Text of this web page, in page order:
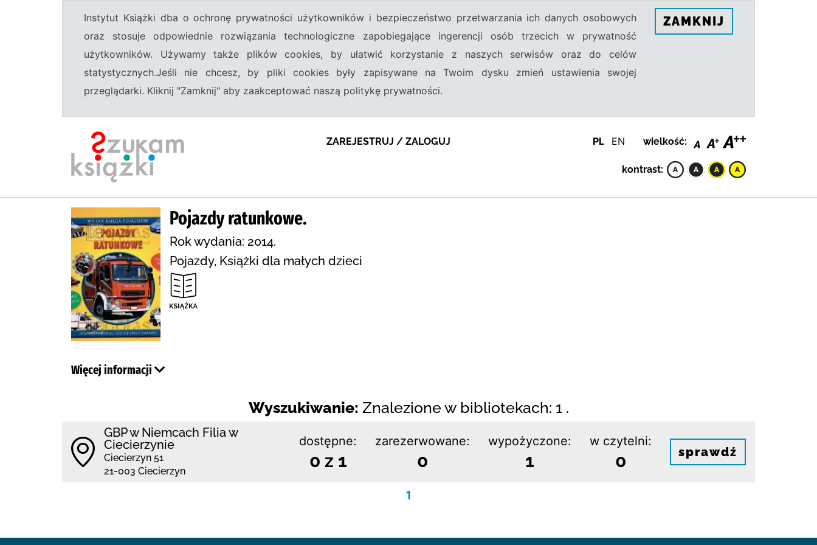
Instytut Książki dba o ochronę prywatności użytkowników i bezpieczeństwo przetwarzania ich danych osobowych
oraz stosuje odpowiednie rozwiązania technologiczne zapobiegające ingerencji osób trzecich w prywatność
użytkowników. Używamy także plików cookies, by ułatwić korzystanie z naszych serwisów oraz do celów
statystycznych.Jeśli nie chcesz, by pliki cookies były zapisywane na Twoim dysku zmień ustawienia swojej
przeglądarki. Kliknij "Zamknij" aby zaakceptować naszą politykę prywatności.
ZAMKNIJ
ZAREJESTRUJ / ZALOGUJ PL EN wielkość:
kontrast:
Pojazdy ratunkowe.
Rok wydania: 2014.
Pojazdy, Książki dla małych dzieci
Więcej informacji
Wyszukiwanie: Znalezione w bibliotekach: 1 .
GBP w Niemcach Filia w
Ciecierzynie
Ciecierzyn 51
21-003 Ciecierzyn
dostępne:
0 z 1
zarezerwowane:
0
wypożyczone:
1
w czytelni:
0 sprawdź
1